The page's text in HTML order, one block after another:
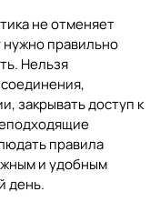
не отменяет
нужно правильно
Нельзя
закрывать доступ к
правила
и удобным
день.